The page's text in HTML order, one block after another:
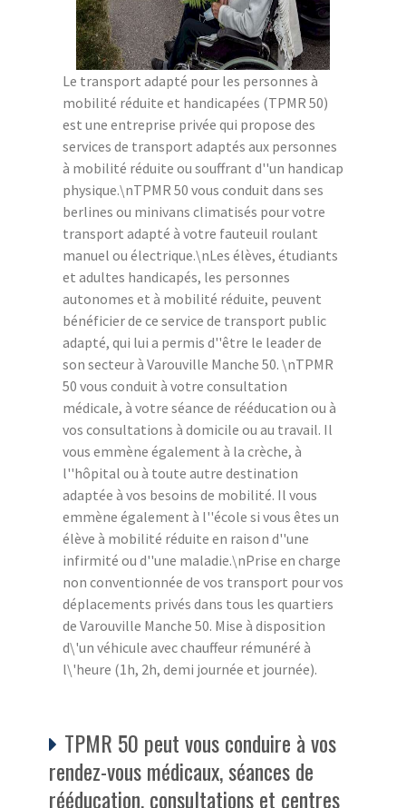
Le transport adapté pour les personnes à
mobilité réduite et handicapées (TPMR 50)
est une entreprise privée qui propose des
services de transport adaptés aux personnes
à mobilité réduite ou souffrant d''un handicap
physique.\nTPMR 50 vous conduit dans ses
berlines ou minivans climatisés pour votre
transport adapté à votre fauteuil roulant
manuel ou électrique.\nLes élèves, étudiants
et adultes handicapés, les personnes
autonomes et à mobilité réduite, peuvent
bénéficier de ce service de transport public
adapté, qui lui a permis d''être le leader de
son secteur à Varouville Manche 50. \nTPMR
50 vous conduit à votre consultation
médicale, à votre séance de rééducation ou à
vos consultations à domicile ou au travail. Il
vous emmène également à la crèche, à
l''hôpital ou à toute autre destination
adaptée à vos besoins de mobilité. Il vous
emmène également à l''école si vous êtes un
élève à mobilité réduite en raison d''une
infirmité ou d''une maladie.\nPrise en charge
non conventionnée de vos transport pour vos
déplacements privés dans tous les quartiers
de Varouville Manche 50. Mise à disposition
d\'un véhicule avec chauffeur rémunéré à
l\'heure (1h, 2h, demi journée et journée).
TPMR 50 peut vous conduire à vos
rendez-vous médicaux, séances de
rééducation, consultations et centres